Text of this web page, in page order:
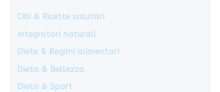
Cibi & Ricette salutari
Integratori naturali
Diete & Regimi alimentari
Dieta & Bellezza
Dieta & Sport